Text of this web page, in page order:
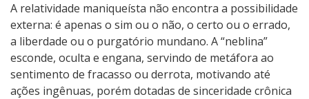
A relatividade maniqueísta não encontra a possibilidade
externa: é apenas o sim ou o não, o certo ou o errado,
a liberdade ou o purgatório mundano. A “neblina”
esconde, oculta e engana, servindo de metáfora ao
sentimento de fracasso ou derrota, motivando até
ações ingênuas, porém dotadas de sinceridade crônica